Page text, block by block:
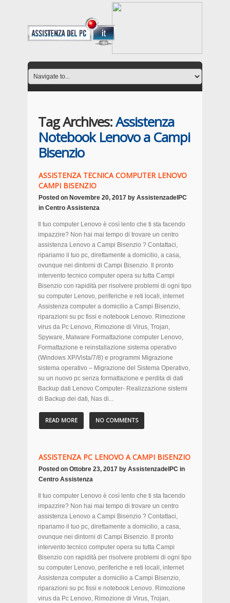
Tag Archives:Assistenza
Notebook Lenovo a Campi
Bisenzio
ASSISTENZA TECNICA COMPUTER LENOVO
CAMPI BISENZIO
Posted on Novembre 20, 2017 by AssistenzadelPC
in Centro Assistenza
Il tuo computer Lenovo è così lento che ti sta facendo
impazzire? Non hai mai tempo di trovare un centro
assistenza Lenovo a Campi Bisenzio ? Contattaci,
ripariamo il tuo pc, direttamente a domicilio, a casa,
ovunque nei dintorni di Campi Bisenzio. Il pronto
intervento tecnico computer opera su tutta Campi
Bisenzio con rapidità per risolvere problemi di ogni tipo
su computer Lenovo, periferiche e reti locali, internet
Assistenza computer a domicilio a Campi Bisenzio,
riparazioni su pc fissi e notebook Lenovo. Rimozione
virus da Pc Lenovo, Rimozione di Virus, Trojan,
Spyware, Malware Formattazione computer Lenovo,
Formattazione e reinstallazione sistema operativo
(Windows XP/Vista/7/8) e programmi Migrazione
sistema operativo – Migrazione del Sistema Operativo,
su un nuovo pc senza formattazione e perdita di dati
Backup dati Lenovo Computer- Realizzazione sistemi
di Backup dei dati, Nas di...
READ MORE NO COMMENTS
ASSISTENZA PC LENOVO A CAMPI BISENZIO
Posted on Ottobre 23, 2017 by AssistenzadelPC in
Centro Assistenza
Il tuo computer Lenovo è così lento che ti sta facendo
impazzire? Non hai mai tempo di trovare un centro
assistenza Lenovo a Campi Bisenzio ? Contattaci,
ripariamo il tuo pc, direttamente a domicilio, a casa,
ovunque nei dintorni di Campi Bisenzio. Il pronto
intervento tecnico computer opera su tutta Campi
Bisenzio con rapidità per risolvere problemi di ogni tipo
su computer Lenovo, periferiche e reti locali, internet
Assistenza computer a domicilio a Campi Bisenzio,
riparazioni su pc fissi e notebook Lenovo. Rimozione
virus da Pc Lenovo, Rimozione di Virus, Trojan,